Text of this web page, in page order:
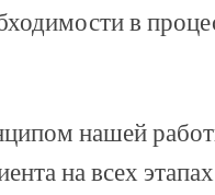
в
нашей
на всех